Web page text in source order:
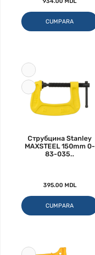
CUMPARA
Струбцина Stanley
MAXSTEEL 150mm 0-
83-035..
395.00 MDL
CUMPARA